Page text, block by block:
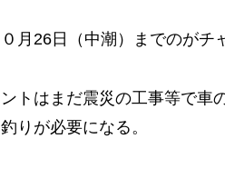
月26日（中潮）までのがチ
トはまだ震災の工事等で
りが必要になる。